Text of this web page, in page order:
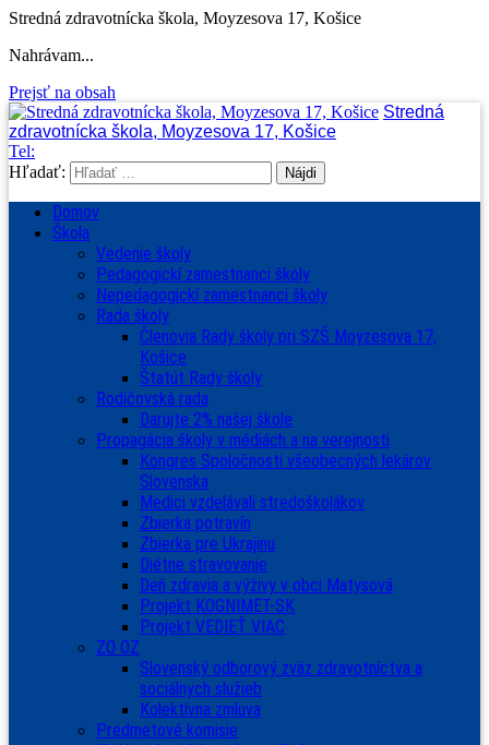
Stredná zdravotnícka škola, Moyzesova 17, Košice
Nahrávam...
Prejsť na obsah
Stredná
zdravotnícka škola, Moyzesova 17, Košice
Tel:
Hľadať:
Domov
Škola
Vedenie školy
Pedagogickí zamestnanci školy
Nepedagogickí zamestnanci školy
Rada školy
Členovia Rady školy pri SZŠ Moyzesova 17,
Košice
Štatút Rady školy
Rodičovská rada
Darujte 2% našej škole
Propagácia školy v médiách a na verejnosti
Kongres Spoločnosti všeobecných lekárov
Slovenska
Medici vzdelávali stredoškolákov
Zbierka potravín
Zbierka pre Ukrajinu
Diétne stravovanie
Deň zdravia a výživy v obci Matysová
Projekt KOGNIMET-SK
Projekt VEDIEŤ VIAC
ZO OZ
Slovenský odborový zväz zdravotníctva a
sociálnych služieb
Kolektívna zmluva
Predmetové komisie